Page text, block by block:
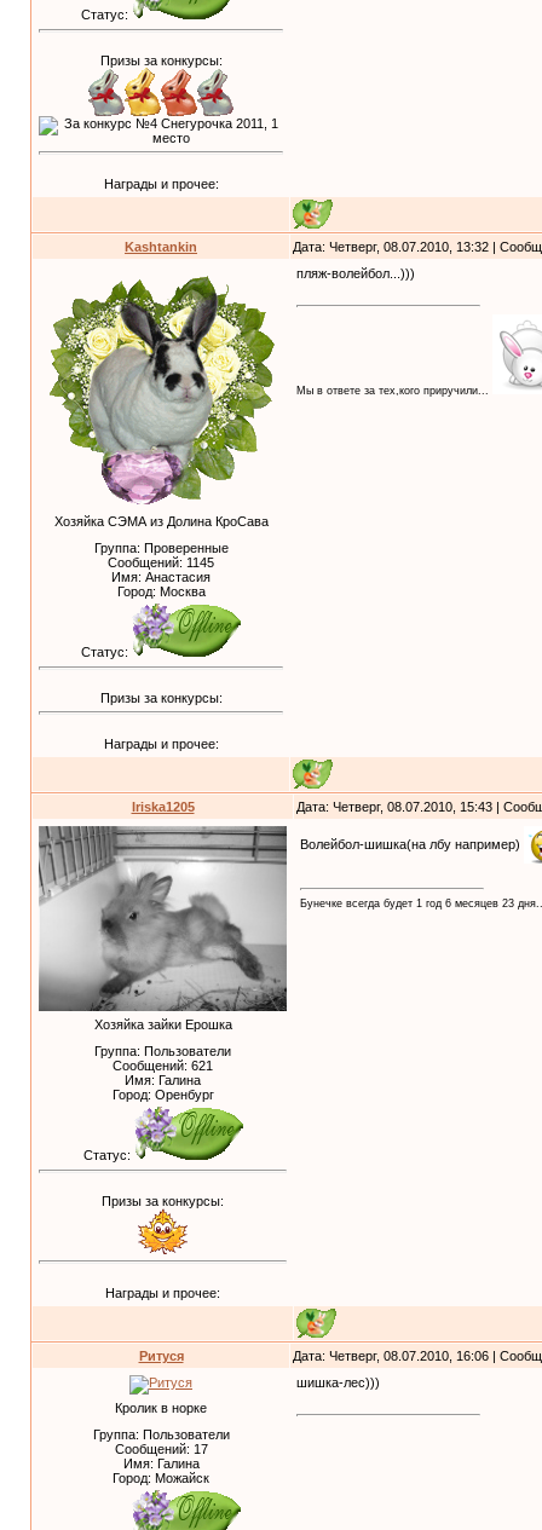
Статус:
Призы за конкурсы:
Награды и прочее:
Kashtankin Дата: Четверг, 08.07.2010, 13:32 |
Хозяйка СЭМА из Долина КроСава
Группа: Проверенные
Сообщений: 1145
Имя: Анастасия
Город: Москва
Статус:
Призы за конкурсы:
Награды и прочее:
пляж-волейбол...)))
Мы в ответе за тех,кого приручили...
Iriska1205 Дата: Четверг, 08.07.2010, 15:43 |
Хозяйка зайки Ерошка
Группа: Пользователи
Сообщений: 621
Имя: Галина
Город: Оренбург
Статус:
Призы за конкурсы:
Награды и прочее:
Волейбол-шишка(на лбу например)
Бунечке всегда будет 1 год 6 месяцев 23
Ритуся Дата: Четверг, 08.07.2010, 16:06 |
Кролик в норке
Группа: Пользователи
Сообщений: 17
Имя: Галина
Город: Можайск
шишка-лес)))